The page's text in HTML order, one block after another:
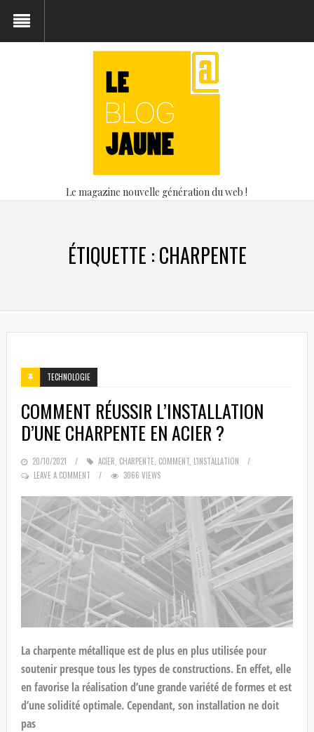
Le magazine nouvelle génération du web !
ÉTIQUETTE :CHARPENTE
TECHNOLOGIE
COMMENT RÉUSSIR L’INSTALLATION
D’UNE CHARPENTE EN ACIER ?
POSTED
ON
20/10/2021 ACIER CHARPENTE COMMENT, L'INSTALLATION
LEAVE A COMMENT
3066 VIEWS
La charpente métallique est de plus en plus utilisée pour
soutenir presque tous les types de constructions. En effet, elle
en favorise la réalisation d’une grande variété de formes et est
d’une solidité optimale. Cependant, son installation ne doit
pas